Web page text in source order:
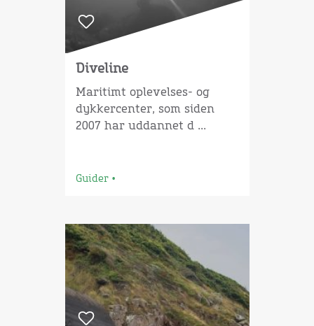
Diveline
Maritimt oplevelses- og
dykkercenter, som siden
2007 har uddannet d ...
Guider•